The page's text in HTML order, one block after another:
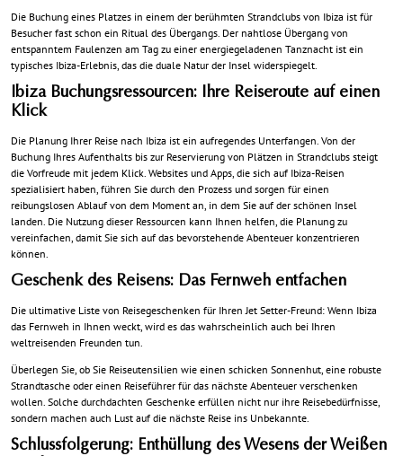
Die Buchung eines Platzes in einem der berühmten Strandclubs von Ibiza ist für
Besucher fast schon ein Ritual des Übergangs. Der nahtlose Übergang von
entspanntem Faulenzen am Tag zu einer energiegeladenen Tanznacht ist ein
typisches Ibiza-Erlebnis, das die duale Natur der Insel widerspiegelt.
Ibiza Buchungsressourcen: Ihre Reiseroute auf einen
Klick
Die Planung Ihrer Reise nach Ibiza ist ein aufregendes Unterfangen. Von der
Buchung Ihres Aufenthalts bis zur Reservierung von Plätzen in Strandclubs steigt
die Vorfreude mit jedem Klick. Websites und Apps, die sich auf Ibiza-Reisen
spezialisiert haben, führen Sie durch den Prozess und sorgen für einen
reibungslosen Ablauf von dem Moment an, in dem Sie auf der schönen Insel
landen. Die Nutzung dieser Ressourcen kann Ihnen helfen, die Planung zu
vereinfachen, damit Sie sich auf das bevorstehende Abenteuer konzentrieren
können.
Geschenk des Reisens: Das Fernweh entfachen
Die ultimative Liste von Reisegeschenken für Ihren Jet Setter-Freund: Wenn Ibiza
das Fernweh in Ihnen weckt, wird es das wahrscheinlich auch bei Ihren
weltreisenden Freunden tun.
Überlegen Sie, ob Sie Reiseutensilien wie einen schicken Sonnenhut, eine robuste
Strandtasche oder einen Reiseführer für das nächste Abenteuer verschenken
wollen. Solche durchdachten Geschenke erfüllen nicht nur ihre Reisebedürfnisse,
sondern machen auch Lust auf die nächste Reise ins Unbekannte.
Schlussfolgerung: Enthüllung des Wesens der Weißen